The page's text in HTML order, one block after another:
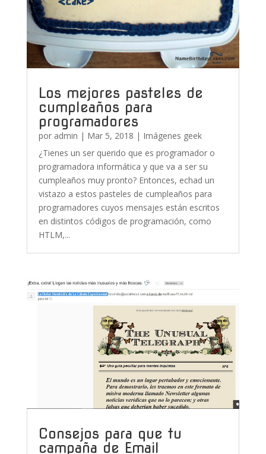
Los mejores pasteles de
cumpleaños para
programadores
por admin | Mar 5, 2018 | Imágenes geek
¿Tienes un ser querido que es programador o
programadora informática y que va a ser su
cumpleaños muy pronto? Entonces, echad un
vistazo a estos pasteles de cumpleaños para
programadores cuyos mensajes están escritos
en distintos códigos de programación, como
HTLM,...
Consejos para que tu
campaña de Email